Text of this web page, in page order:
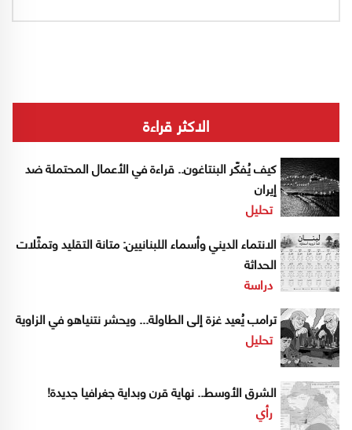
الاكثر قراءة
كيف يُفكّر البنتاغون.. قراءة في الأعمال المحتملة ضد
إيران
تحليل
الانتماء الديني وأسماء اللبنانيين: متانة التقليد وتمثّلات
الحداثة
دراسة
ترامب يُعيد غزة إلى الطاولة... ويحشر نتنياهو في الزاوية
تحليل
الشرق الأوسط.. نهاية قرن وبداية جغرافيا جديدة!
رأي